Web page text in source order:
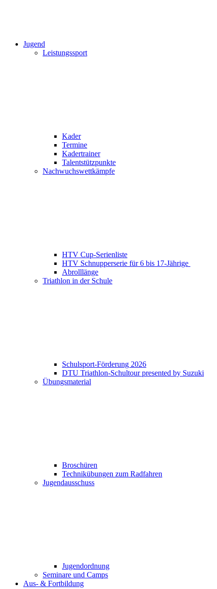
Jugend
Leistungssport
Kader
Termine
Kadertrainer
Talentstützpunkte
Nachwuchswettkämpfe
HTV Cup-Serienliste
HTV Schnupperserie für 6 bis 17-Jährige
Abrolllänge
Triathlon in der Schule
Schulsport-Förderung 2026
DTU Triathlon-Schultour presented by Suzuki
Übungsmaterial
Broschüren
Technikübungen zum Radfahren
Jugendausschuss
Jugendordnung
Seminare und Camps
Aus- & Fortbildung